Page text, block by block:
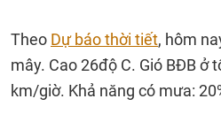
Theo Dự báo thời tiết, hôm
mây. Cao 26độ C. Gió BĐB ở
km/giờ. Khả năng có mưa: